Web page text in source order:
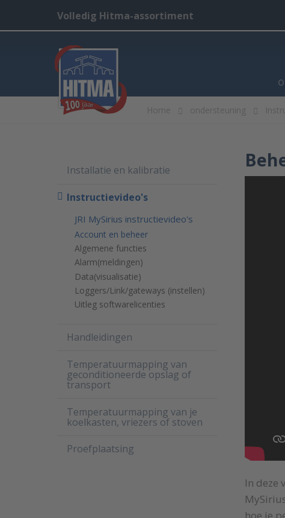
Volledig Hitma-assortiment
Home ondersteuning
In deze
Installatie en kalibratie
Instructievideo's
JRI MySirius instructievideo's
Account en beheer
Algemene functies
Alarm(meldingen)
Data(visualisatie)
Loggers/Link/gateways (instellen)
Uitleg softwarelicenties
Handleidingen
Temperatuurmapping van
geconditioneerde opslag of
transport
Temperatuurmapping van je
koelkasten, vriezers of stoven
Proefplaatsing